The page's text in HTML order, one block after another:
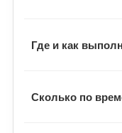
В договоре
Где и как
В большинстве
Сколько по